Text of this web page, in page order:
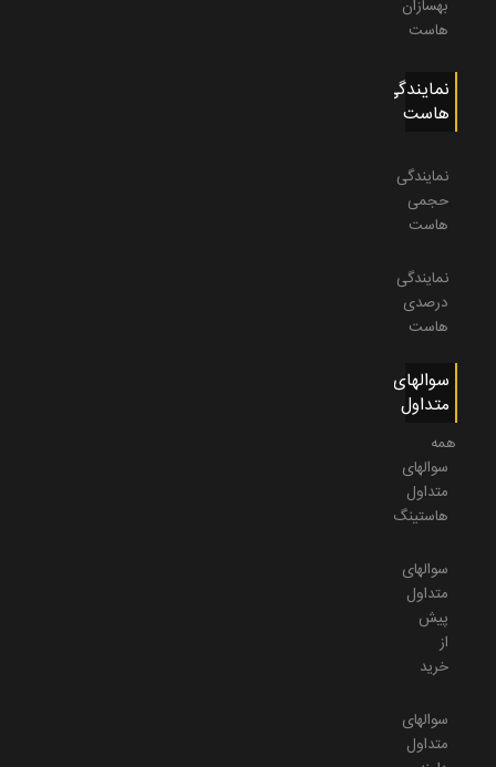
بهسازان
هاست
نمایندگی
هاست
نمایندگی
حجمی
هاست
نمایندگی
درصدی
هاست
سوالهای
متداول
همه
سوالهای
متداول
هاستینگ
سوالهای
متداول
پیش
از
خرید
سوالهای
متداول